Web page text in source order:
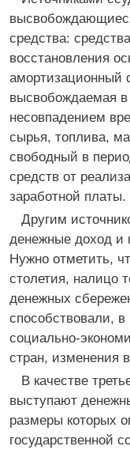
средства:
восстановления
амортизационный
высвобождаемая
несовпадением
сырья, топлива,
свободный в
средств от
заработной платы.
Другим
денежные доход и
Нужно отметить,
столетия, налицо
денежных
способствовали,
социально-
стран, изменения
В качестве
выступают
размеры которых
государственной